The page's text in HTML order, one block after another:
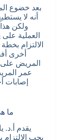
بعد خضوع
أنه لا
ولكن
العملية
الالتزام
أخرى
المريض
عمر
إصابات
ما
يقدم أ.د.
يجب الالتزام